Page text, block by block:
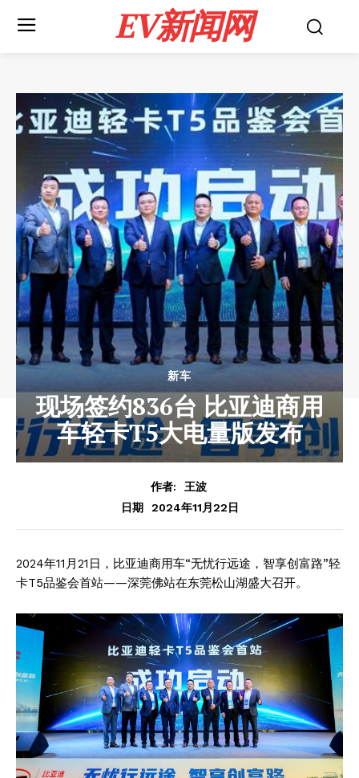
EV新闻网
新车
现场签约836台 比亚迪商用
车轻卡T5大电量版发布
作者:
王波
日期
2024年11月22日
2024年11月21日，比亚迪商用车“无忧行远途，智享创富路”轻
卡T5品鉴会首站——深莞佛站在东莞松山湖盛大召开。